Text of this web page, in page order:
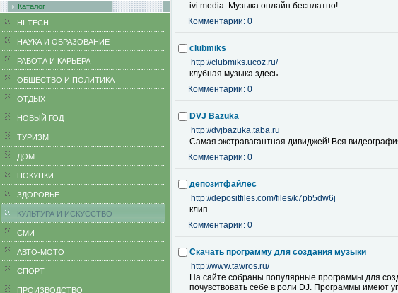
Каталог
HI-TECH
НАУКА И ОБРАЗОВАНИЕ
РАБОТА И КАРЬЕРА
ОБЩЕСТВО И ПОЛИТИКА
ОТДЫХ
НОВЫЙ ГОД
ТУРИЗМ
ДОМ
ПОКУПКИ
ЗДОРОВЬЕ
КУЛЬТУРА И ИСКУССТВО
СМИ
АВТО-МОТО
СПОРТ
ПРОИЗВОДСТВО
ivi media. Музыка онлайн бесплатно!
Комментарии: 0
clubmiks
http://clubmiks.ucoz.ru/
клубная музыка здесь
Комментарии: 0
DVJ Bazuka
http://dvjbazuka.taba.ru
Самая экстравагантная дивиджей! Вся
Комментарии: 0
депозитфайлес
http://depositfiles.com/files/k7pb5dw6j
клип
Комментарии: 0
Скачать программу для создания музыки
http://www.tawros.ru/
На сайте собраны популярные программы для
почувствовать себе в роли DJ. Программы имеют